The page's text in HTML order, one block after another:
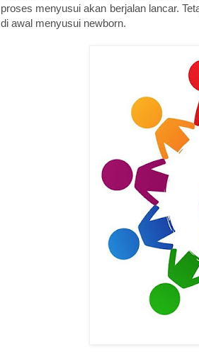
proses menyusui akan berjalan lancar.
di awal menyusui newborn.